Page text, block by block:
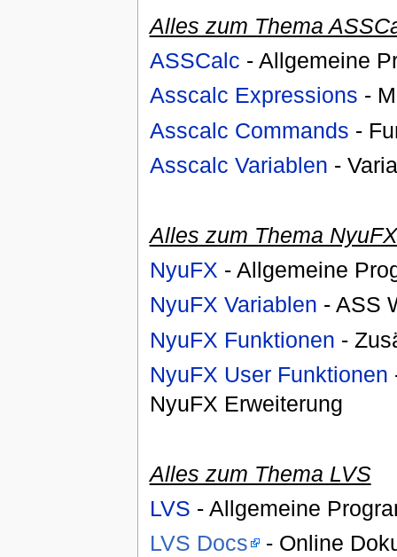
Alles zum Thema
ASSCalc - Allgemeine
Asscalc Expressions -
Asscalc Commands -
Asscalc Variablen -
Alles zum Thema NyuFX
NyuFX - Allgemeine
NyuFX Variablen - ASS
NyuFX Funktionen -
NyuFX User Funktionen
NyuFX Erweiterung
Alles zum Thema LVS
LVS - Allgemeine
LVS Docs - Online